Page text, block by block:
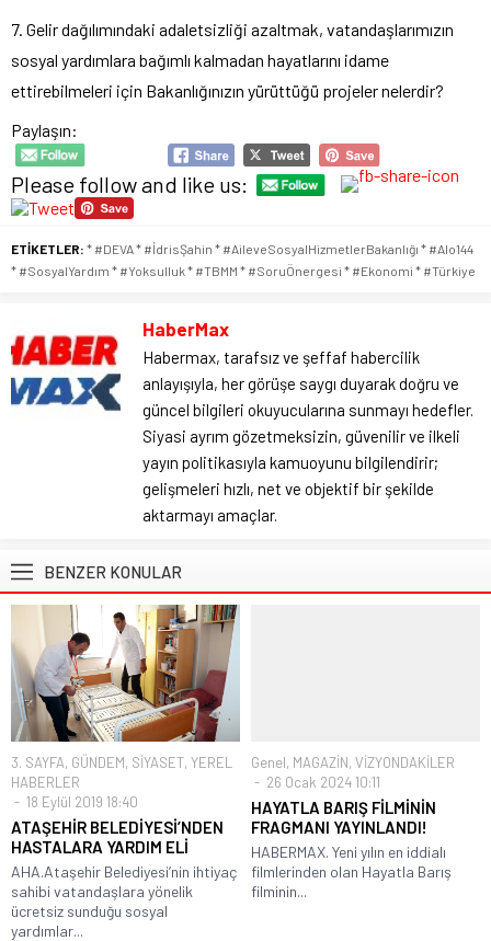
7. Gelir dağılımındaki adaletsizliği azaltmak, vatandaşlarımızın
sosyal yardımlara bağımlı kalmadan hayatlarını idame
ettirebilmeleri için Bakanlığınızın yürüttüğü projeler nelerdir?
Paylaşın:
Please follow and like us:
ETİKETLER: * #DEVA * #İdrisŞahin * #AileveSosyalHizmetlerBakanlığı * #Alo144
* #SosyalYardım * #Yoksulluk * #TBMM * #SoruÖnergesi * #Ekonomi * #Türkiye
HaberMax
Habermax, tarafsız ve şeffaf habercilik
anlayışıyla, her görüşe saygı duyarak doğru ve
güncel bilgileri okuyucularına sunmayı hedefler.
Siyasi ayrım gözetmeksizin, güvenilir ve ilkeli
yayın politikasıyla kamuoyunu bilgilendirir;
gelişmeleri hızlı, net ve objektif bir şekilde
aktarmayı amaçlar.
BENZER KONULAR
3. SAYFA, GÜNDEM, SİYASET, YEREL
HABERLER
18 Eylül 2019 18:40
ATAŞEHİR BELEDİYESİ’NDEN
HASTALARA YARDIM ELİ
AHA.Ataşehir Belediyesi’nin ihtiyaç
sahibi vatandaşlara yönelik
ücretsiz sunduğu sosyal
yardımlar...
Genel, MAGAZİN, VİZYONDAKİLER
26 Ocak 2024 10:11
HAYATLA BARIŞ FİLMİNİN
FRAGMANI YAYINLANDI!
HABERMAX. Yeni yılın en iddialı
filmlerinden olan Hayatla Barış
filminin...